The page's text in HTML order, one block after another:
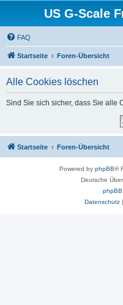
US G-Scale
FAQ
Startseite Foren-Übersicht
Alle Cookies löschen
Sind Sie sich sicher, dass Sie alle
Startseite Foren-Übersicht
Powered by phpBB®
Deutsche
Datenschutz|